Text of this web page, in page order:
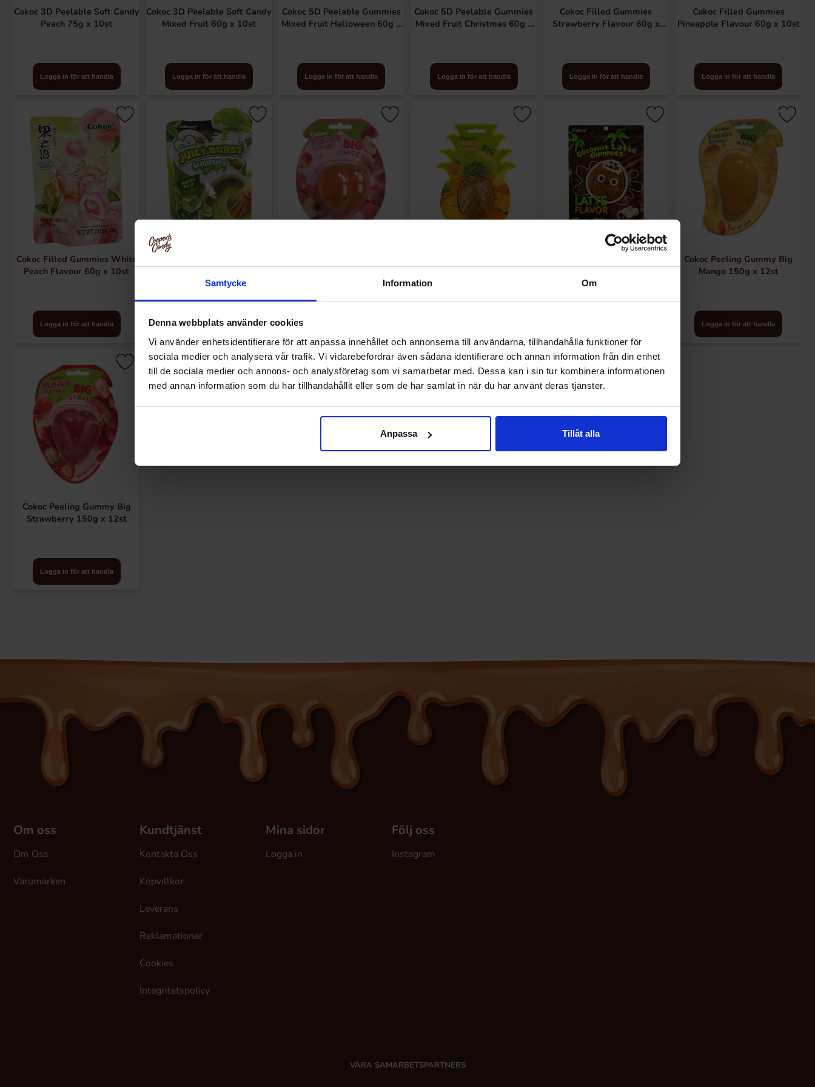
Samtycke Information Om
Denna webbplats använder cookies
Vi använder enhetsidentifierare för att anpassa innehållet och annonserna till användarna, tillhandahålla funktioner för
sociala medier och analysera vår trafik. Vi vidarebefordrar även sådana identifierare och annan information från din enhet
till de sociala medier och annons- och analysföretag som vi samarbetar med. Dessa kan i sin tur kombinera informationen
med annan information som du har tillhandahållit eller som de har samlat in när du har använt deras tjänster.
Anpassa Tillåt alla
Cokoc 3D Peelable Soft Candy
Peach 75g x 10st
Logga in för att handla
Cokoc 3D Peelable Soft Candy
Mixed Fruit 60g x 10st
Logga in för att handla
Cokoc 5D Peelable Gummies
Mixed Fruit Halloween 60g x
Logga in för att handla
Cokoc 5D Peelable Gummies
Mixed Fruit Christmas 60g x
Logga in för att handla
Cokoc Filled Gummies
Strawberry Flavour 60g x
Logga in för att handla
Cokoc Filled Gummies
Pineapple Flavour 60g x 10st
Logga in för att handla
Cokoc Filled Gummies White
Peach Flavour 60g x 10st
Logga in för att handla Logga in för att handla
Cokoc Peeling Gummy Big
Mango 150g x 12st
Logga in för att handla
Cokoc Peeling Gummy Big
Strawberry 150g x 12st
Logga in för att handla
Om oss
Om Oss
Varumärken
Kundtjänst
Kontakta Oss
Köpvillkor
Leverans
Reklamationer
Cookies
Integritetspolicy
Mina sidor
Logga in
Följ oss
Instagram
VÅRA SAMARBETSPARTNERS